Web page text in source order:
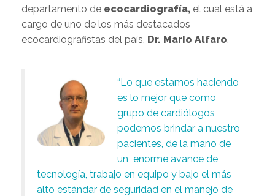
departamento de ecocardiografía, el cual está a
cargo de uno de los más destacados
ecocardiografistas del país, Dr. Mario Alfaro.
“Lo que estamos haciendo
es lo mejor que como
grupo de cardiólogos
podemos brindar a nuestro
pacientes, de la mano de
un enorme avance de
tecnología, trabajo en equipo y bajo el más
alto estándar de seguridad en el manejo de